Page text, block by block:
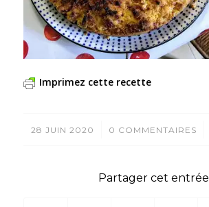
Imprimez cette recette
28 JUIN 2020
/ 0 COMMENTAIRES
/
Partager cet entrée